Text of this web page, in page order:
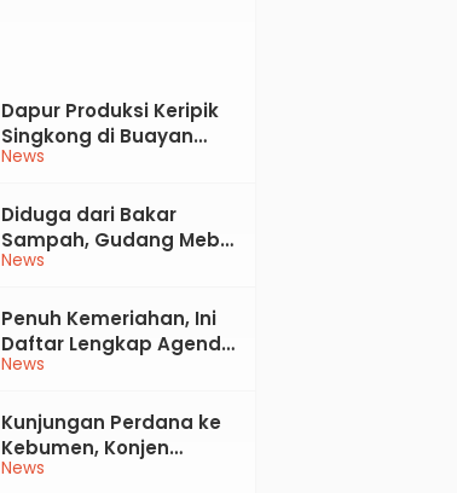
News
Dapur Produksi Keripik
Singkong di Buayan
Terbakar, Kerugian
News
Diduga dari Bakar
Sampah, Gudang Mebel
di Petanahan Hangus
News
Penuh Kemeriahan, Ini
Daftar Lengkap Agenda
Peringatan HUT ke-81 RI
Kabupaten Kebumen
News
Kunjungan Perdana ke
Kebumen, Konjen
Australia Temui Bupati